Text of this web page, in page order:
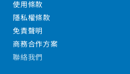
使用條款
隱私權條款
免責聲明
商務合作方案
聯絡我們